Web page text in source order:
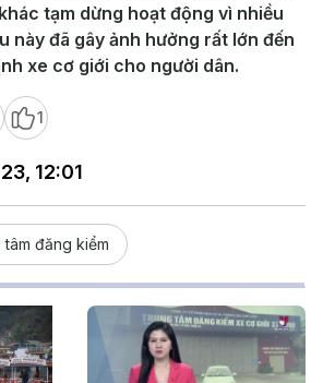
tạm dừng hoạt động vì nhiều
này đã gây ảnh hưởng rất lớn đến
xe cơ giới cho người dân.
1
12:01
tâm đăng kiểm